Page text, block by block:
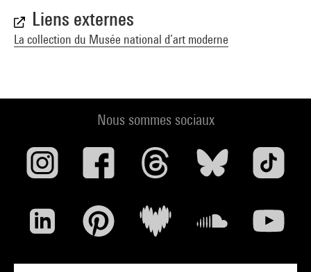
Liens externes
La collection du Musée national d’art moderne
Nous sommes sociaux